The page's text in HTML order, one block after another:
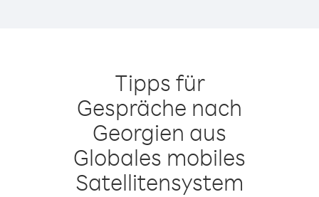
Tipps für
Gespräche nach
Georgien aus
Globales mobiles
Satellitensystem